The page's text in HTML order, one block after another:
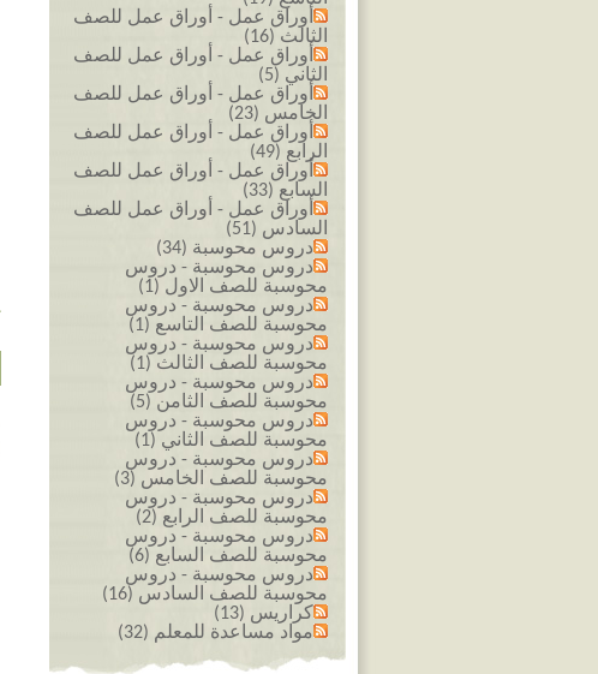
أوراق عمل - أوراق عمل للصف
الثالث (16)
أوراق عمل - أوراق عمل للصف
الثاني (5)
أوراق عمل - أوراق عمل للصف
الخامس (23)
أوراق عمل - أوراق عمل للصف
الرابع (49)
أوراق عمل - أوراق عمل للصف
السابع (33)
أوراق عمل - أوراق عمل للصف
السادس (51)
دروس محوسبة (34)
دروس محوسبة - دروس
محوسبة للصف الاول (1)
دروس محوسبة - دروس
محوسبة للصف التاسع (1)
دروس محوسبة - دروس
محوسبة للصف الثالث (1)
دروس محوسبة - دروس
محوسبة للصف الثامن (5)
دروس محوسبة - دروس
محوسبة للصف الثاني (1)
دروس محوسبة - دروس
محوسبة للصف الخامس (3)
دروس محوسبة - دروس
محوسبة للصف الرابع (2)
دروس محوسبة - دروس
محوسبة للصف السابع (6)
دروس محوسبة - دروس
محوسبة للصف السادس (16)
كراريس (13)
مواد مساعدة للمعلم (32)